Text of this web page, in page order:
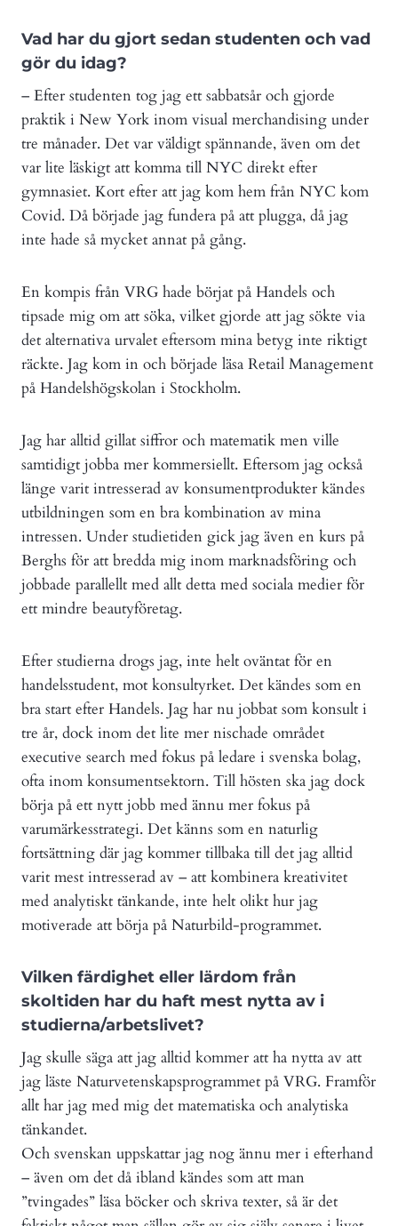
Vad har du gjort sedan studenten och vad
gör du idag?
– Efter studenten tog jag ett sabbatsår och gjorde
praktik i New York inom visual merchandising under
tre månader. Det var väldigt spännande, även om det
var lite läskigt att komma till NYC direkt efter
gymnasiet. Kort efter att jag kom hem från NYC kom
Covid. Då började jag fundera på att plugga, då jag
inte hade så mycket annat på gång.
En kompis från VRG hade börjat på Handels och
tipsade mig om att söka, vilket gjorde att jag sökte via
det alternativa urvalet eftersom mina betyg inte riktigt
räckte. Jag kom in och började läsa Retail Management
på Handelshögskolan i Stockholm.
Jag har alltid gillat siffror och matematik men ville
samtidigt jobba mer kommersiellt. Eftersom jag också
länge varit intresserad av konsumentprodukter kändes
utbildningen som en bra kombination av mina
intressen. Under studietiden gick jag även en kurs på
Berghs för att bredda mig inom marknadsföring och
jobbade parallellt med allt detta med sociala medier för
ett mindre beautyföretag.
Efter studierna drogs jag, inte helt oväntat för en
handelsstudent, mot konsultyrket. Det kändes som en
bra start efter Handels. Jag har nu jobbat som konsult i
tre år, dock inom det lite mer nischade området
executive search med fokus på ledare i svenska bolag,
ofta inom konsumentsektorn. Till hösten ska jag dock
börja på ett nytt jobb med ännu mer fokus på
varumärkesstrategi. Det känns som en naturlig
fortsättning där jag kommer tillbaka till det jag alltid
varit mest intresserad av – att kombinera kreativitet
med analytiskt tänkande, inte helt olikt hur jag
motiverade att börja på Naturbild-programmet.
Vilken färdighet eller lärdom från
skoltiden har du haft mest nytta av i
studierna/arbetslivet?
Jag skulle säga att jag alltid kommer att ha nytta av att
jag läste Naturvetenskapsprogrammet på VRG. Framför
allt har jag med mig det matematiska och analytiska
tänkandet.
Och svenskan uppskattar jag nog ännu mer i efterhand
– även om det då ibland kändes som att man
”tvingades” läsa böcker och skriva texter, så är det